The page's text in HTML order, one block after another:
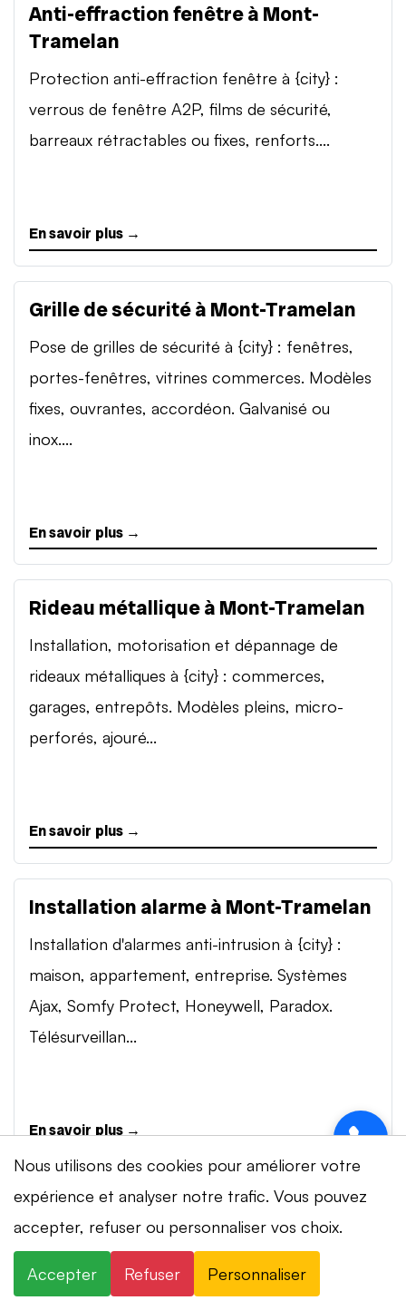
Anti-effraction fenêtre à Mont-
Tramelan
Protection anti-effraction fenêtre à {city} :
verrous de fenêtre A2P, films de sécurité,
barreaux rétractables ou fixes, renforts....
En savoir plus →
Grille de sécurité à Mont-Tramelan
Pose de grilles de sécurité à {city} : fenêtres,
portes-fenêtres, vitrines commerces. Modèles
fixes, ouvrantes, accordéon. Galvanisé ou
inox....
En savoir plus →
Rideau métallique à Mont-Tramelan
Installation, motorisation et dépannage de
rideaux métalliques à {city} : commerces,
garages, entrepôts. Modèles pleins, micro-
perforés, ajouré...
En savoir plus →
Installation alarme à Mont-Tramelan
Installation d'alarmes anti-intrusion à {city} :
maison, appartement, entreprise. Systèmes
Ajax, Somfy Protect, Honeywell, Paradox.
Télésurveillan...
En savoir plus →
Vidéosurveillance à Mont-Tramelan
Installation de systèmes de vidéosurveillance à
{city} : caméras IP 4K, visionnage smartphone,
Nous utilisons des cookies pour améliorer votre
expérience et analyser notre trafic. Vous pouvez
accepter, refuser ou personnaliser vos choix.
Accepter Refuser Personnaliser
⚡ Intervention en 20 min· 24h/24 · 7j/7 ·
Devis gratuit
+41 78 319 32 82
WhatsApp